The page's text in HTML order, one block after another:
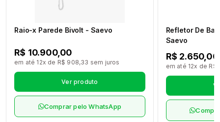
Raio-x Parede Bivolt - Saevo
R$ 10.900,00
em até 12x de R$ 908,33 sem juros
Ver produto
Comprar pelo WhatsApp
Refletor De
Saevo
R$ 2.650,00
em até 12x de